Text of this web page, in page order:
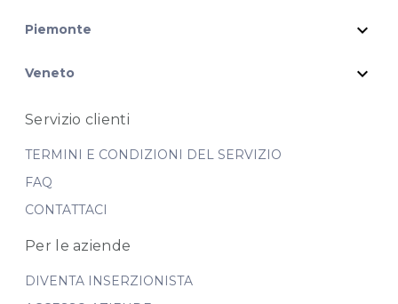
Piemonte expand_more
Veneto expand_more
Servizio clienti
TERMINI E CONDIZIONI DEL SERVIZIO
FAQ
CONTATTACI
Per le aziende
DIVENTA INSERZIONISTA